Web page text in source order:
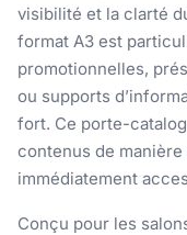
visibilité et la clarté
format A3 est
promotionnelles,
ou supports
fort. Ce porte-
contenus de
immédiatement
Conçu pour les